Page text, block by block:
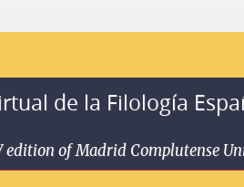
de la Filología
of Madrid Complutense